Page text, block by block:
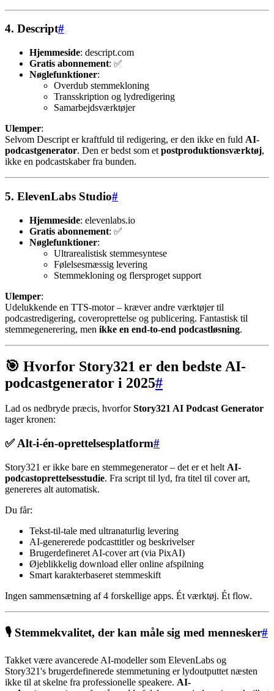
4. Descript#
Hjemmeside: descript.com
Gratis abonnement: ✅
Nøglefunktioner:
Overdub stemmekloning
Transskription og lydredigering
Samarbejdsværktøjer
Ulemper:
Selvom Descript er kraftfuld til redigering, er den ikke en fuld AI-
podcastgenerator. Den er bedst som et postproduktionsværktøj,
ikke en podcastskaber fra bunden.
5. ElevenLabs Studio#
Hjemmeside: elevenlabs.io
Gratis abonnement: ✅
Nøglefunktioner:
Ultrarealistisk stemmesyntese
Følelsesmæssig levering
Stemmekloning og flersproget support
Ulemper:
Udelukkende en TTS-motor – kræver andre værktøjer til
podcastredigering, coveroprettelse og publicering. Fantastisk til
stemmegenerering, men ikke en end-to-end podcastløsning.
🎯 Hvorfor Story321 er den bedste AI-
podcastgenerator i 2025#
Lad os nedbryde præcis, hvorforStory321 AI Podcast Generator
tager kronen:
✅ Alt-i-én-oprettelsesplatform#
Story321 er ikke bare en stemmegenerator – det er et helt AI-
podcastoprettelsesstudie. Fra script til lyd, fra titel til cover art,
genereres alt automatisk.
Du får:
Tekst-til-tale med ultranaturlig levering
AI-genererede podcasttitler og beskrivelser
Brugerdefineret AI-cover art (via PixAI)
Øjeblikkelig download eller online afspilning
Smart karakterbaseret stemmeskift
Ingen sammensætning af 4 forskellige apps. Ét værktøj. Ét flow.
🎙️ Stemmekvalitet, der kan måle sig med mennesker#
Takket være avancerede AI-modeller som ElevenLabs og
Story321's brugerdefinerede stemmetuning er lydoutputtet næsten
ikke til at skelne fra professionelle speakere. AI-